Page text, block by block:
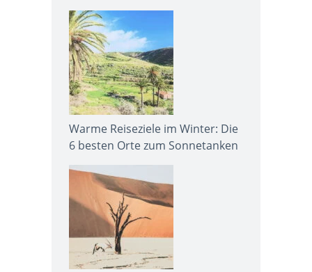
Warme Reiseziele im Winter: Die
6 besten Orte zum Sonnetanken